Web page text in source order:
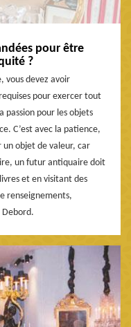
pour être
?
vous devez avoir
pour exercer tout
passion pour les objets
C’est avec la patience,
un objet de valeur, car
un futur antiquaire doit
et en visitant des
renseignements,